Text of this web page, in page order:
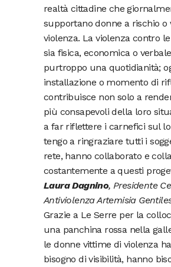
realtà cittadine che
supportano donne a rischio o
violenza. La violenza contro
sia fisica, economica o
purtroppo una quotidianità;
installazione o momento di
contribuisce non solo a
più consapevoli della loro
a far riflettere i carnefici sul
tengo a ringraziare tutti i
rete, hanno collaborato e
costantemente a questi
Laura Dagnino, Presidente
Antiviolenza Artemisia
Grazie a Le Serre per la
una panchina rossa nella
le donne vittime di violenza
bisogno di visibilità, hanno